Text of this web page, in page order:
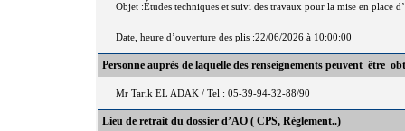
Objet :Études techniques et suivi des travaux pour la mise en place
Date, heure d’ouverture des plis :22/06/2026 à 10:00:00
Personne auprès de laquelle des renseignements peuvent être
Mr Tarik EL ADAK / Tel : 05-39-94-32-88/90
Lieu de retrait du dossier d’AO ( CPS, Règlement..)